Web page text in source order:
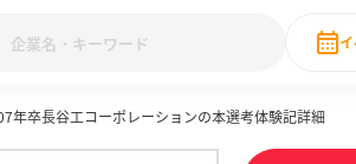
年卒長谷工コーポレーションの本選考体験記詳細